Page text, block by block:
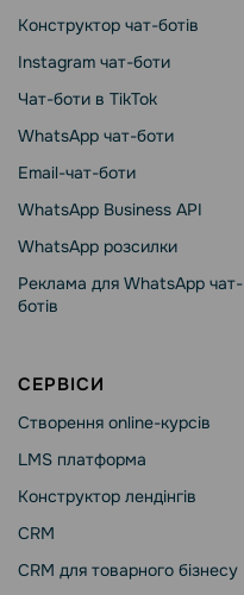
Конструктор чат-ботів
Instagram чат-боти
Чат-боти в TikTok
WhatsApp чат-боти
Email-чат-боти
WhatsApp Business API
WhatsApp розсилки
Реклама для WhatsApp чат-
ботів
СЕРВІСИ
Створення online-курсів
LMS платформа
Конструктор лендінгів
CRM
CRM для товарного бізнесу